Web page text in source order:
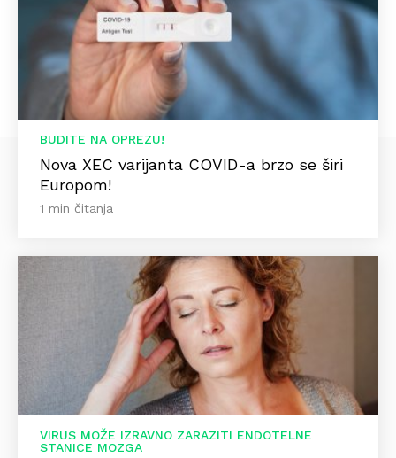
BUDITE NA OPREZU!
Nova XEC varijanta COVID-a brzo se širi
Europom!
1 min čitanja
VIRUS MOŽE IZRAVNO ZARAZITI ENDOTELNE
STANICE MOZGA